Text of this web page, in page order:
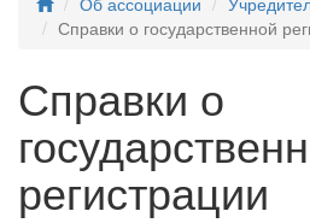
Справки о государственной
Справки о
регистрации